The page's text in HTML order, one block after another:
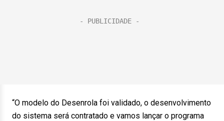
“O modelo do Desenrola foi validado, o desenvolvimento
do sistema será contratado e vamos lançar o programa